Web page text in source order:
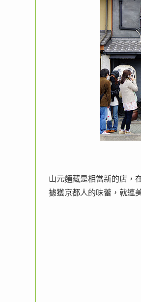
山元麵藏是相當新的店，
據獲京都人的味蕾，就連